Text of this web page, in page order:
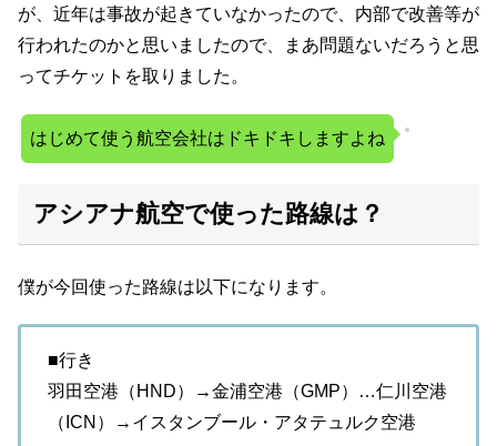
が、近年は事故が起きていなかったので、内部で改善等が
行われたのかと思いましたので、まあ問題ないだろうと思
ってチケットを取りました。
はじめて使う航空会社はドキドキしますよね
アシアナ航空で使った路線は？
僕が今回使った路線は以下になります。
■行き
羽田空港（HND）→金浦空港（GMP）…仁川空港
（ICN）→イスタンブール・アタテュルク空港